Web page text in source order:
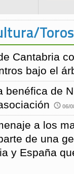
Toros
Cantabria
bajo el
benéfica de
06/
a los
de una
y España